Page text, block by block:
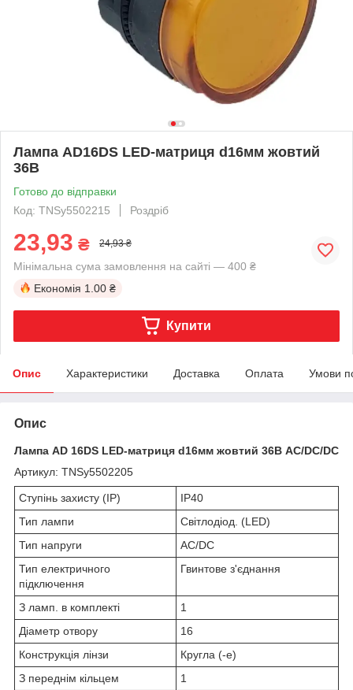
Лампа AD16DS LED-матриця d16мм жовтий
36В
Готово до відправки
Код: TNSy5502215
Роздріб
23,93 ₴ 24,93 ₴
Мінімальна сума замовлення на сайті — 400 ₴
Економія 1.00 ₴
Купити
Опис Характеристики Доставка Оплата Умови
Опис
Лампа AD 16DS LED-матриця d16мм жовтий 36В AC/DC/DC
Артикул: TNSy5502205
Ступінь захисту (IP)
IP40
Тип лампи
Світлодіод. (LED)
Тип напруги
AC/DC
Тип електричного
підключення
Гвинтове з'єднання
З ламп. в комплекті
1
Діаметр отвору
16
Конструкція лінзи
Кругла (-е)
З переднім кільцем
1